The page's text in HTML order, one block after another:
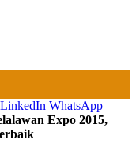
LinkedIn WhatsApp
Expo 2015,